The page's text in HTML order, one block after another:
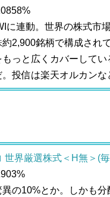
に連動。世界の株式市
2,900銘柄で構成されて
っと広くカバーして
投信は楽天オルカンな
世界厳選株式＜H無＞(
の10%とか。しかも